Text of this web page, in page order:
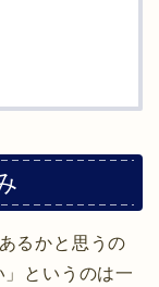
るかと思うの
というのは一